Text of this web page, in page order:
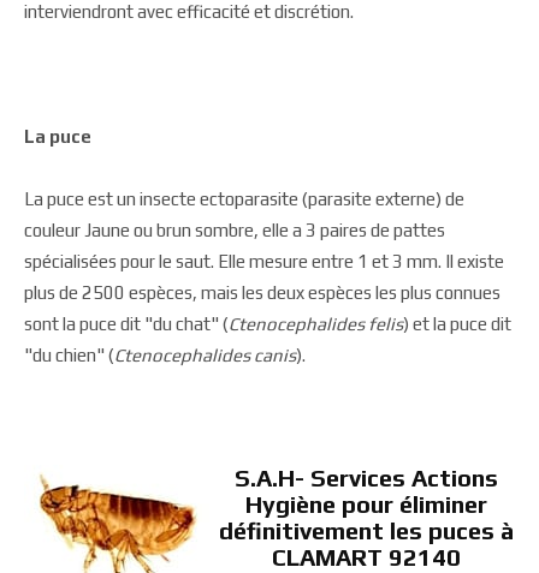
interviendront avec efficacité et discrétion.
La puce
La puce est un insecte ectoparasite (parasite externe) de
couleur Jaune ou brun sombre, elle a 3 paires de pattes
spécialisées pour le saut. Elle mesure entre 1 et 3 mm. Il existe
plus de 2500 espèces, mais les deux espèces les plus connues
sont la puce dit "du chat" (Ctenocephalides felis) et la puce dit
"du chien" (Ctenocephalides canis).
S.A.H- Services Actions
Hygiène pour éliminer
définitivement les puces à
CLAMART 92140